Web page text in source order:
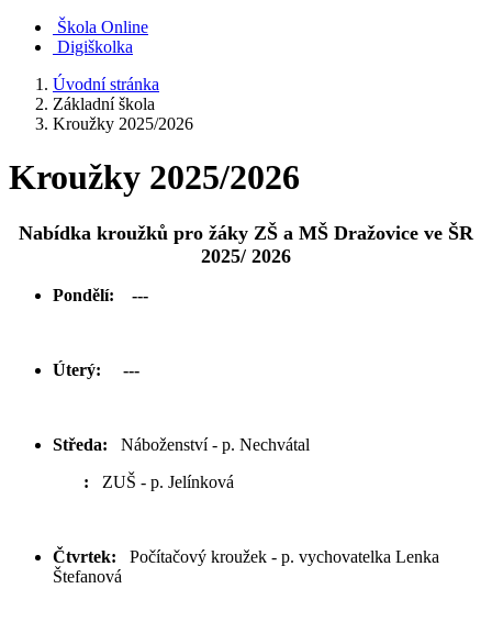
Škola Online
Digiškolka
Úvodní stránka
Základní škola
Kroužky 2025/2026
Kroužky 2025/2026
Nabídka kroužků pro žáky ZŠ a MŠ Dražovice ve ŠR
2025/ 2026
Pondělí: ---
Úterý: ---
Středa: Náboženství - p. Nechvátal
: ZUŠ - p. Jelínková
Čtvrtek: Počítačový kroužek - p. vychovatelka Lenka
Štefanová